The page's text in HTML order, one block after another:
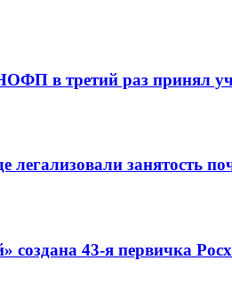
в третий раз принял
легализовали занятость
создана 43-я первичка